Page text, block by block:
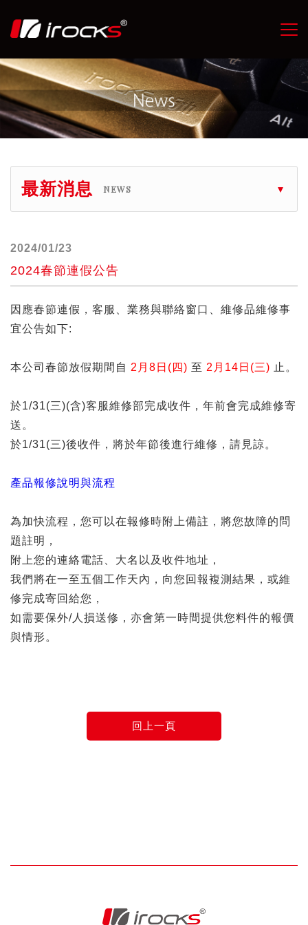
最新消息 NEWS
2024/01/23
2024春節連假公告
因應春節連假，客服、業務與聯絡窗口、維修品維修事
宜公告如下:
本公司春節放假期間自 2月8日(四) 至 2月14日(三) 止。
於1/31(三)(含)客服維修部完成收件，年前會完成維修寄
送。
於1/31(三)後收件，將於年節後進行維修，請見諒。
產品報修說明與流程
為加快流程，您可以在報修時附上備註，將您故障的問
題註明，
附上您的連絡電話、大名以及收件地址，
我們將在一至五個工作天內，向您回報複測結果，或維
修完成寄回給您，
如需要保外/人損送修，亦會第一時間提供您料件的報價
與情形。
記住帳號